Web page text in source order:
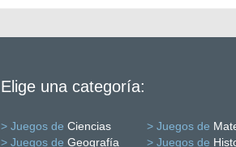
Elige una categoría:
> Juegos de Ciencias > Juegos de
> Juegos de Geografía > Juegos de